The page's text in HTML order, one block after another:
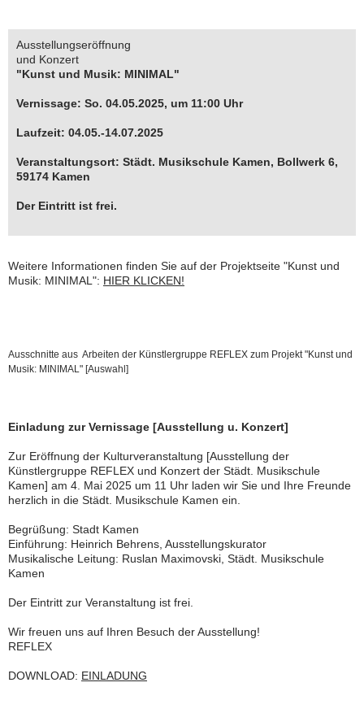
Ausstellungseröffnung
und Konzert
"Kunst und Musik: MINIMAL"
Vernissage: So. 04.05.2025, um 11:00 Uhr
Laufzeit: 04.05.-14.07.2025
Veranstaltungsort: Städt. Musikschule Kamen, Bollwerk 6,
59174 Kamen
Der Eintritt ist frei.
Weitere Informationen finden Sie auf der Projektseite "Kunst und
Musik: MINIMAL": HIER KLICKEN!
Ausschnitte aus Arbeiten der Künstlergruppe REFLEX zum Projekt "Kunst und
Musik: MINIMAL" [Auswahl]
Einladung zur Vernissage [Ausstellung u. Konzert]
Zur Eröffnung der Kulturveranstaltung [Ausstellung der
Künstlergruppe REFLEX und Konzert der Städt. Musikschule
Kamen] am 4. Mai 2025 um 11 Uhr laden wir Sie und Ihre Freunde
herzlich in die Städt. Musikschule Kamen ein.
Begrüßung: Stadt Kamen
Einführung: Heinrich Behrens, Ausstellungskurator
Musikalische Leitung: Ruslan Maximovski, Städt. Musikschule
Kamen
Der Eintritt zur Veranstaltung ist frei.
Wir freuen uns auf Ihren Besuch der Ausstellung!
REFLEX
DOWNLOAD: EINLADUNG